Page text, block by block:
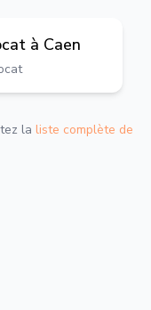
à Caen
la liste complète de